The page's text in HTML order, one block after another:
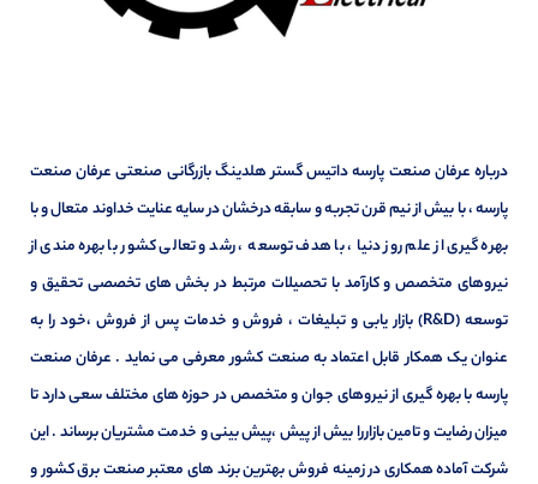
درباره عرفان صنعت پارسه داتیس گستر هلدینگ بازرگانی صنعتی عرفان صنعت
پارسه ، با بیش از نیم قرن تجربه و سابقه درخشان در سایه عنایت خداوند متعال و با
بهره گیری از علم روز دنیا ، با هدف توسعه ، رشد و تعالی کشور با بهره مندی از
نیروهای متخصص و کارآمد با تحصیلات مرتبط در بخش های تخصصی تحقیق و
توسعه (R&D) بازار یابی و تبلیغات ، فروش و خدمات پس از فروش ،خود را به
عنوان یک همکار قابل اعتماد به صنعت کشور معرفی می نماید . عرفان صنعت
پارسه با بهره گیری از نیروهای جوان و متخصص در حوزه های مختلف سعی دارد تا
میزان رضایت و تامین بازاررا بیش از پیش ،پیش بینی و خدمت مشتریان برساند . این
شرکت آماده همکاری در زمینه فروش بهترین برند های معتبر صنعت برق کشور و